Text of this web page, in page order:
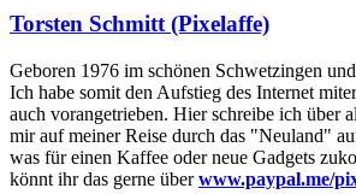
Torsten Schmitt (Pixelaffe)
Geboren 1976 im schönen Schwetzingen
Ich habe somit den Aufstieg des Internet
auch vorangetrieben. Hier schreibe ich über
mir auf meiner Reise durch das "Neuland"
was für einen Kaffee oder neue Gadgets
könnt ihr das gerne überwww.paypal.me/